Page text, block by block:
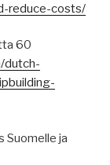
reduce-costs/
60
dutch-
Suomelle ja